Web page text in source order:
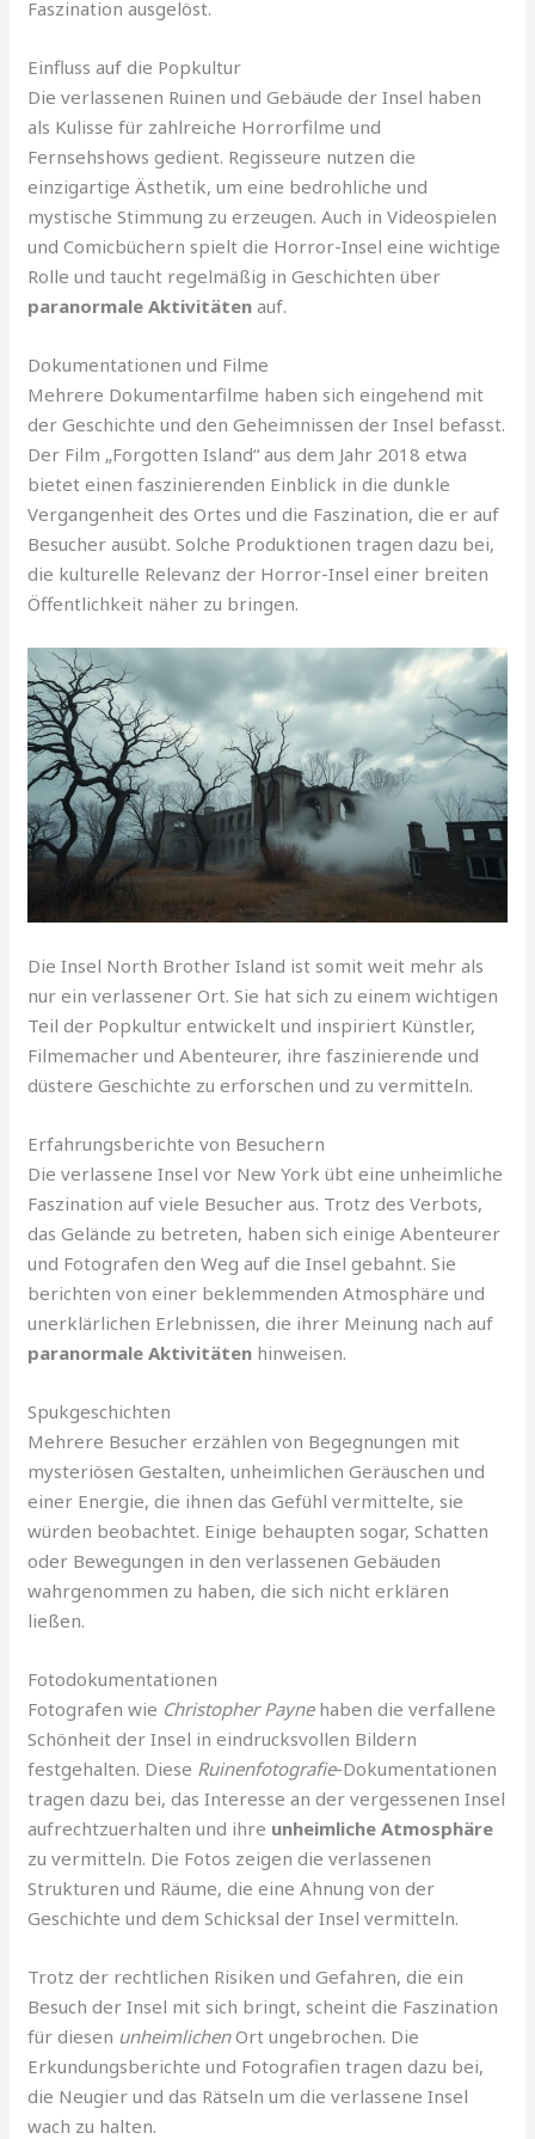
Faszination ausgelöst.
Einfluss auf die Popkultur
Die verlassenen Ruinen und Gebäude der Insel haben
als Kulisse für zahlreiche Horrorfilme und
Fernsehshows gedient. Regisseure nutzen die
einzigartige Ästhetik, um eine bedrohliche und
mystische Stimmung zu erzeugen. Auch in Videospielen
und Comicbüchern spielt die Horror-Insel eine wichtige
Rolle und taucht regelmäßig in Geschichten über
paranormale Aktivitäten auf.
Dokumentationen und Filme
Mehrere Dokumentarfilme haben sich eingehend mit
der Geschichte und den Geheimnissen der Insel befasst.
Der Film „Forgotten Island“ aus dem Jahr 2018 etwa
bietet einen faszinierenden Einblick in die dunkle
Vergangenheit des Ortes und die Faszination, die er auf
Besucher ausübt. Solche Produktionen tragen dazu bei,
die kulturelle Relevanz der Horror-Insel einer breiten
Öffentlichkeit näher zu bringen.
Die Insel North Brother Island ist somit weit mehr als
nur ein verlassener Ort. Sie hat sich zu einem wichtigen
Teil der Popkultur entwickelt und inspiriert Künstler,
Filmemacher und Abenteurer, ihre faszinierende und
düstere Geschichte zu erforschen und zu vermitteln.
Erfahrungsberichte von Besuchern
Die verlassene Insel vor New York übt eine unheimliche
Faszination auf viele Besucher aus. Trotz des Verbots,
das Gelände zu betreten, haben sich einige Abenteurer
und Fotografen den Weg auf die Insel gebahnt. Sie
berichten von einer beklemmenden Atmosphäre und
unerklärlichen Erlebnissen, die ihrer Meinung nach auf
paranormale Aktivitäten hinweisen.
Spukgeschichten
Mehrere Besucher erzählen von Begegnungen mit
mysteriösen Gestalten, unheimlichen Geräuschen und
einer Energie, die ihnen das Gefühl vermittelte, sie
würden beobachtet. Einige behaupten sogar, Schatten
oder Bewegungen in den verlassenen Gebäuden
wahrgenommen zu haben, die sich nicht erklären
ließen.
Fotodokumentationen
Fotografen wie Christopher Paynehaben die verfallene
Schönheit der Insel in eindrucksvollen Bildern
festgehalten. Diese Ruinenfotografie-Dokumentationen
tragen dazu bei, das Interesse an der vergessenen Insel
aufrechtzuerhalten und ihre unheimliche Atmosphäre
zu vermitteln. Die Fotos zeigen die verlassenen
Strukturen und Räume, die eine Ahnung von der
Geschichte und dem Schicksal der Insel vermitteln.
Trotz der rechtlichen Risiken und Gefahren, die ein
Besuch der Insel mit sich bringt, scheint die Faszination
für diesen unheimlichenOrt ungebrochen. Die
Erkundungsberichte und Fotografien tragen dazu bei,
die Neugier und das Rätseln um die verlassene Insel
wach zu halten.